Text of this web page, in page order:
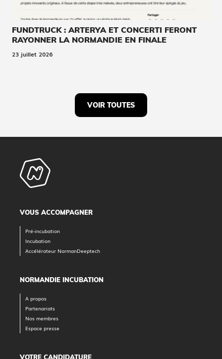
FUNDTRUCK : ARTERYA ET CONCERTI FERONT
RAYONNER LA NORMANDIE EN FINALE
23 juillet 2026
VOIR TOUTES
VOUS ACCOMPAGNER
Pré-incubation
Incubation
Accélérateur NormanDeeptech
NORMANDIE INCUBATION
A propos
Partenariats
Nos membres
Espace presse
VOTRE CANDIDATURE